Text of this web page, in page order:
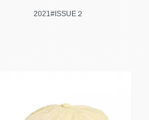
2021#ISSUE２